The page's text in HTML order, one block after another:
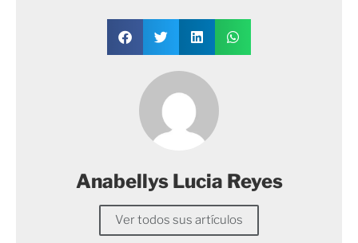
Anabellys Lucia Reyes
Ver todos sus artículos